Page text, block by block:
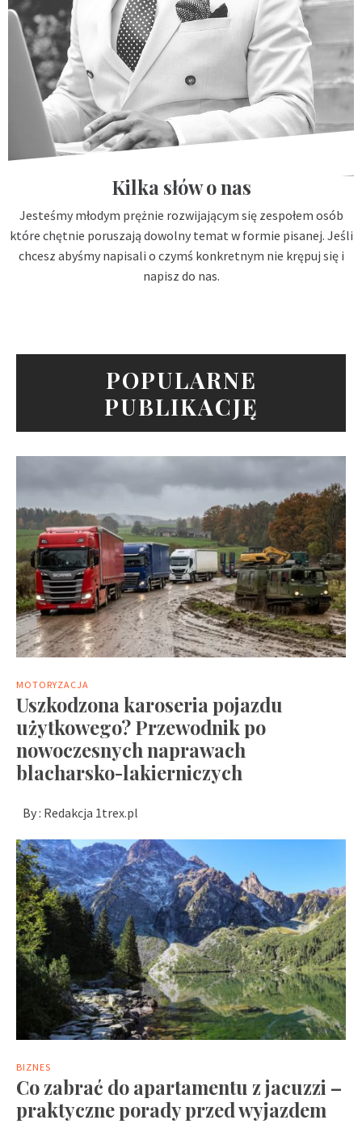
Kilka słów o nas
Jesteśmy młodym prężnie rozwijającym się zespołem osób
które chętnie poruszają dowolny temat w formie pisanej. Jeśli
chcesz abyśmy napisali o czymś konkretnym nie krępuj się i
napisz do nas.
POPULARNE
PUBLIKACJĘ
MOTORYZACJA
Uszkodzona karoseria pojazdu
użytkowego? Przewodnik po
nowoczesnych naprawach
blacharsko-lakierniczych
By : Redakcja 1trex.pl
BIZNES
Co zabrać do apartamentu z jacuzzi –
praktyczne porady przed wyjazdem